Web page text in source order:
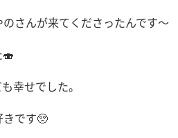
さんが来てくださったんです〜
幸せでした。
きです🥺